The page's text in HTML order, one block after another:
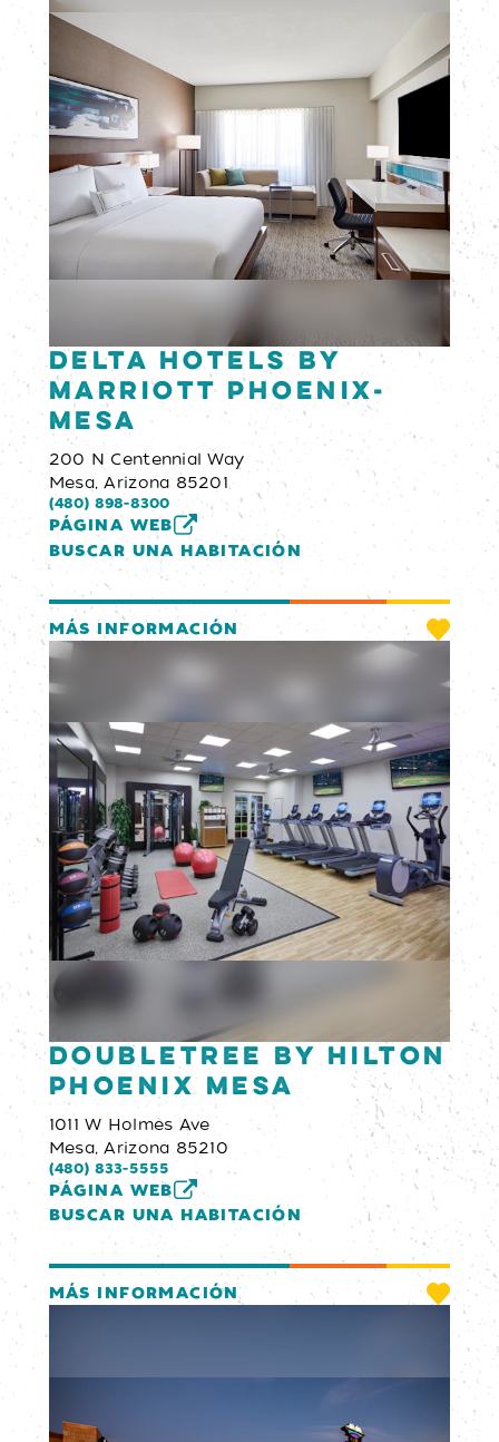
Delta Hotels by
Marriott Phoenix-
Mesa
200 N Centennial Way
Mesa, Arizona 85201
(480) 898-8300
PÁGINA WEB
BUSCAR UNA HABITACIÓN
MÁS INFORMACIÓN
DoubleTree by Hilton
Phoenix Mesa
1011 W Holmes Ave
Mesa, Arizona 85210
(480) 833-5555
PÁGINA WEB
BUSCAR UNA HABITACIÓN
MÁS INFORMACIÓN